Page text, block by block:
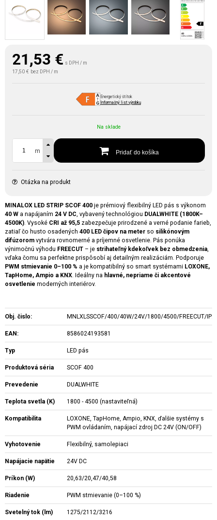
21,53 € s DPH / m
17,50 € bez DPH / m
Energetický štítok
Informačný list výrobku
Na sklade
m Pridať do košíka
Otázka na produkt
MINALOX LED STRIP SCOF 400 je prémiový flexibilný LED pás s výkonom
40 W a napájaním 24 V DC, vybavený technológiou DUALWHITE (1800K–
4500K). Vysoké CRI až 95,5 zabezpečuje prirodzené a verné podanie farieb,
zatiaľ čo husto osadených 400 LED čipov na meter so silikónovým
difúzorom vytvára rovnomerné a príjemné osvetlenie. Pás ponúka
výnimočnú výhodu FREECUT – je strihateľný kdekoľvek bez obmedzenia,
vďaka čomu sa perfektne prispôsobí aj detailným realizáciám. Podporuje
PWM stmievanie 0–100 % a je kompatibilný so smart systémami LOXONE,
TapHome, Ampio a KNX. Ideálny na hlavné, nepriame či akcentové
osvetlenie moderných interiérov.
Obj. čislo: MNLXLSSCOF/400/40W/24V/1800/4500/FREECUT/
EAN: 8586024193581
Typ LED pás
Produktová séria SCOF 400
Prevedenie DUALWHITE
Teplota svetla (K) 1800 - 4500 (nastaviteľná)
Kompatibilita
LOXONE, TapHome, Ampio, KNX, ďalšie systémy s
PWM ovládaním, napájací zdroj DC 24V (ON/OFF)
Vyhotovenie Flexibilný, samolepiaci
Napájacie napätie 24V DC
Príkon (W) 20,63/20,47/40,58
Riadenie PWM stmievanie (0–100 %)
Svetelný tok (lm) 1275/2112/3216